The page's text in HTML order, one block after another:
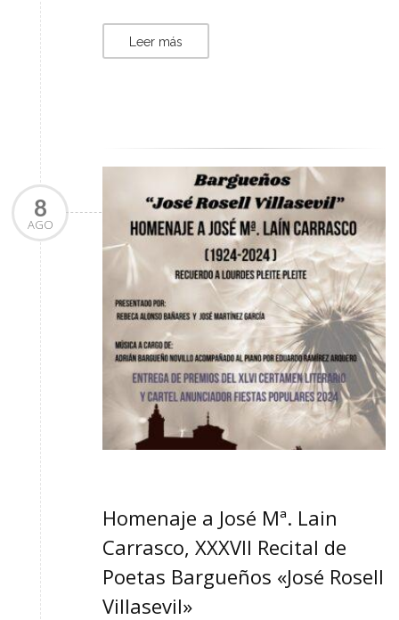
Leer más
8
AGO
Homenaje a José Mª. Lain
Carrasco, XXXVII Recital de
Poetas Bargueños «José Rosell
Villasevil»